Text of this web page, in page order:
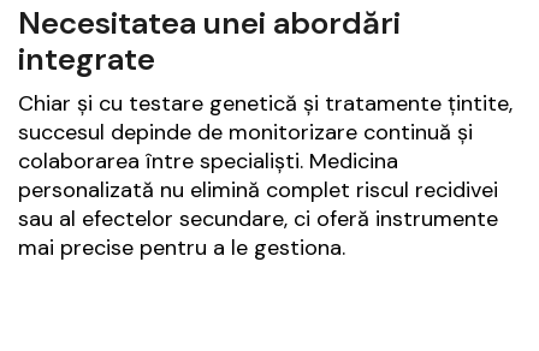
Necesitatea unei abordări
integrate
Chiar și cu testare genetică și tratamente țintite,
succesul depinde de monitorizare continuă și
colaborarea între specialiști. Medicina
personalizată nu elimină complet riscul recidivei
sau al efectelor secundare, ci oferă instrumente
mai precise pentru a le gestiona.